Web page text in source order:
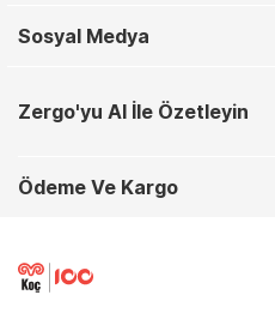
Sosyal Medya
Zergo'yu AI İle Özetleyin
Ödeme Ve Kargo